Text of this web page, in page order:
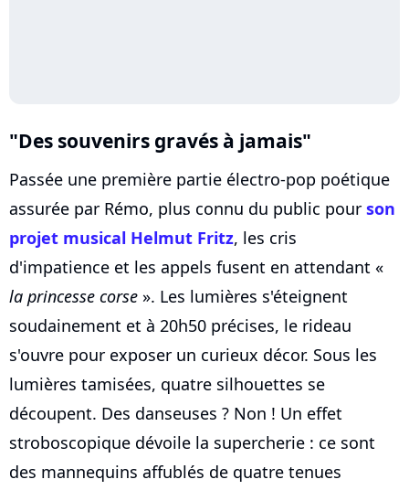
"Des souvenirs gravés à jamais"
Passée une première partie électro-pop poétique
assurée par Rémo, plus connu du public pour son
projet musical Helmut Fritz, les cris
d'impatience et les appels fusent en attendant «
la princesse corse ». Les lumières s'éteignent
soudainement et à 20h50 précises, le rideau
s'ouvre pour exposer un curieux décor. Sous les
lumières tamisées, quatre silhouettes se
découpent. Des danseuses ? Non ! Un effet
stroboscopique dévoile la supercherie : ce sont
des mannequins affublés de quatre tenues